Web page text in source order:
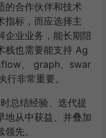
的合作伙伴和技术
指标，而应选择主
企业业务，能长期陪
栈也需要能支持 Ag
、 graph、swar
非常重要。
总结经验、迭代提
地从中获益、并叠加
先。